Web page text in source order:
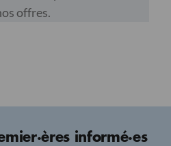
offres.
informé·es